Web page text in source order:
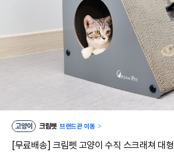
고양이 크림펫 브랜드관 이동
[무료배송] 크림펫 고양이 수직 스크래쳐 대형